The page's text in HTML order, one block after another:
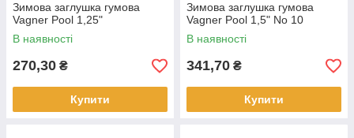
Зимова заглушка гумова
Vagner Pool 1,25"
В наявності
270,30 ₴
Купити
Зимова заглушка гумова
Vagner Pool 1,5" No 10
В наявності
341,70 ₴
Купити